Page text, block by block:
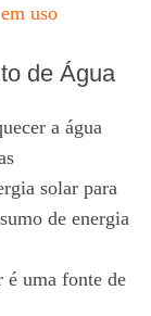
uso
de Água
a água
solar para
de energia
é uma fonte de